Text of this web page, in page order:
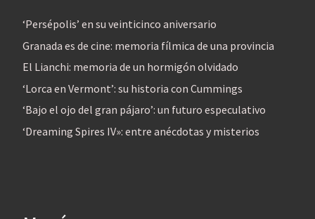
‘Persépolis’ en su veinticinco aniversario
Granada es de cine: memoria fílmica de una provincia
El Lianchi: memoria de un hormigón olvidado
‘Lorca en Vermont’: su historia con Cummings
‘Bajo el ojo del gran pájaro’: un futuro especulativo
‘Dreaming Spires IV»: entre anécdotas y misterios